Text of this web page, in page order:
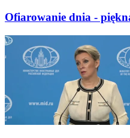
Ofiarowanie dnia -